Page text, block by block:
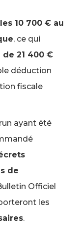
10 700 € au
, ce qui
21 400 €
déduction
fiscale
ayant été
de
Officiel
les
.